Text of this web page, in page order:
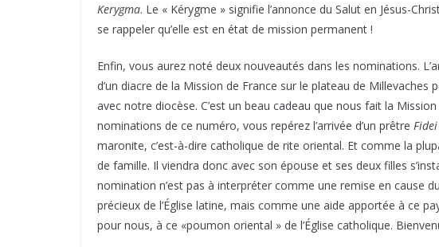
Kerygma. Le « Kérygme » signifie l’annonce du Salut en Jésus-
se rappeler qu’elle est en état de mission permanent !
Enfin, vous aurez noté deux nouveautés dans les nominations.
d’un diacre de la Mission de France sur le plateau de
avec notre diocèse. C’est un beau cadeau que nous fait la
nominations de ce numéro, vous repérez l’arrivée d’un prêtre
maronite, c’est-à-dire catholique de rite oriental. Et comme la
de famille. Il viendra donc avec son épouse et ses deux filles
nomination n’est pas à interpréter comme une remise en cause
précieux de l’Église latine, mais comme une aide apportée à ce
pour nous, à ce «poumon oriental » de l’Église catholique.